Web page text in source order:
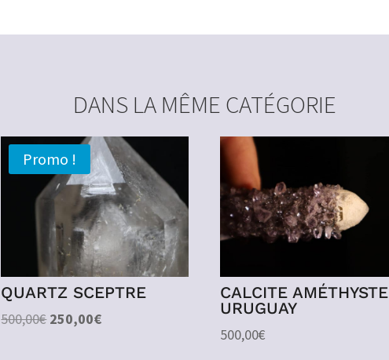
DANS LA MÊME CATÉGORIE
Promo !
QUARTZ SCEPTRE
500,00€ Le
250,00€Le
CALCITE AMÉTHYSTE
URUGUAY
500,00€